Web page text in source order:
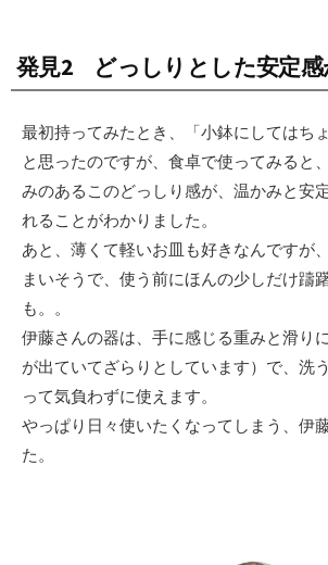
発見2 どっしりとした安定感
最初持ってみたとき、「小鉢にしてはち
と思ったのですが、食卓で使ってみると
みのあるこのどっしり感が、温かみと安
れることがわかりました。
あと、薄くて軽いお皿も好きなんですが
まいそうで、使う前にほんの少しだけ躊
も。。
伊藤さんの器は、手に感じる重みと滑り
が出ていてざらりとしています）で、洗
って気負わずに使えます。
やっぱり日々使いたくなってしまう、伊
た。